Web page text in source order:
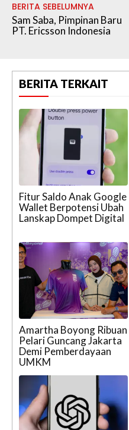
BERITA SEBELUMNYA
Sam Saba, Pimpinan Baru
PT. Ericsson Indonesia
BERITA TERKAIT
Fitur Saldo Anak Google
Wallet Berpotensi Ubah
Lanskap Dompet Digital
Amartha Boyong Ribuan
Pelari Guncang Jakarta
Demi Pemberdayaan
UMKM